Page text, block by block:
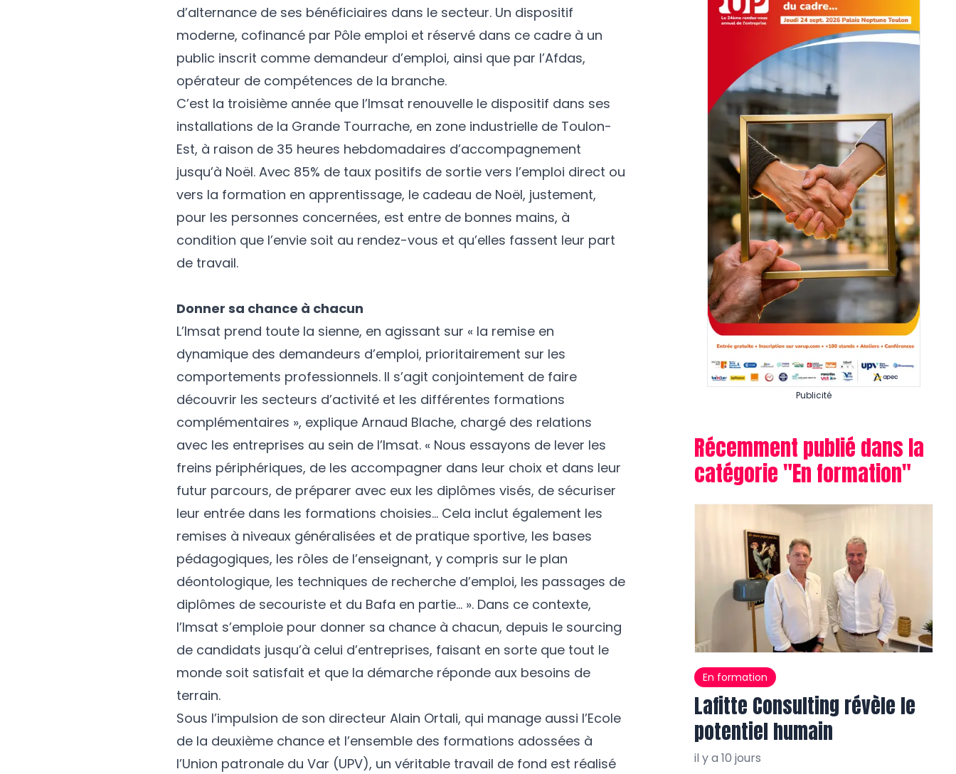
d’alternance de ses bénéficiaires dans le secteur. Un dispositif
moderne, cofinancé par Pôle emploi et réservé dans ce cadre à un
public inscrit comme demandeur d’emploi, ainsi que par l’Afdas,
opérateur de compétences de la branche.
C’est la troisième année que l’Imsat renouvelle le dispositif dans ses
installations de la Grande Tourrache, en zone industrielle de Toulon-
Est, à raison de 35 heures hebdomadaires d’accompagnement
jusqu’à Noël. Avec 85% de taux positifs de sortie vers l’emploi direct ou
vers la formation en apprentissage, le cadeau de Noël, justement,
pour les personnes concernées, est entre de bonnes mains, à
condition que l’envie soit au rendez-vous et qu’elles fassent leur part
de travail.
Donner sa chance à chacun
L’Imsat prend toute la sienne, en agissant sur « la remise en
dynamique des demandeurs d’emploi, prioritairement sur les
comportements professionnels. Il s’agit conjointement de faire
découvrir les secteurs d’activité et les différentes formations
complémentaires », explique Arnaud Blache, chargé des relations
avec les entreprises au sein de l’Imsat. « Nous essayons de lever les
freins périphériques, de les accompagner dans leur choix et dans leur
futur parcours, de préparer avec eux les diplômes visés, de sécuriser
leur entrée dans les formations choisies… Cela inclut également les
remises à niveaux généralisées et de pratique sportive, les bases
pédagogiques, les rôles de l’enseignant, y compris sur le plan
déontologique, les techniques de recherche d’emploi, les passages de
diplômes de secouriste et du Bafa en partie… ». Dans ce contexte,
l’Imsat s’emploie pour donner sa chance à chacun, depuis le sourcing
de candidats jusqu’à celui d’entreprises, faisant en sorte que tout le
monde soit satisfait et que la démarche réponde aux besoins de
terrain.
Sous l’impulsion de son directeur Alain Ortali, qui manage aussi l’Ecole
de la deuxième chance et l’ensemble des formations adossées à
l’Union patronale du Var (UPV), un véritable travail de fond est réalisé
Publicité
Récemment publié dans la
catégorie "En formation"
En formation
Lafitte Consulting révèle le
potentiel humain
il y a 10 jours